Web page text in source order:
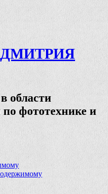
области
фототехнике и